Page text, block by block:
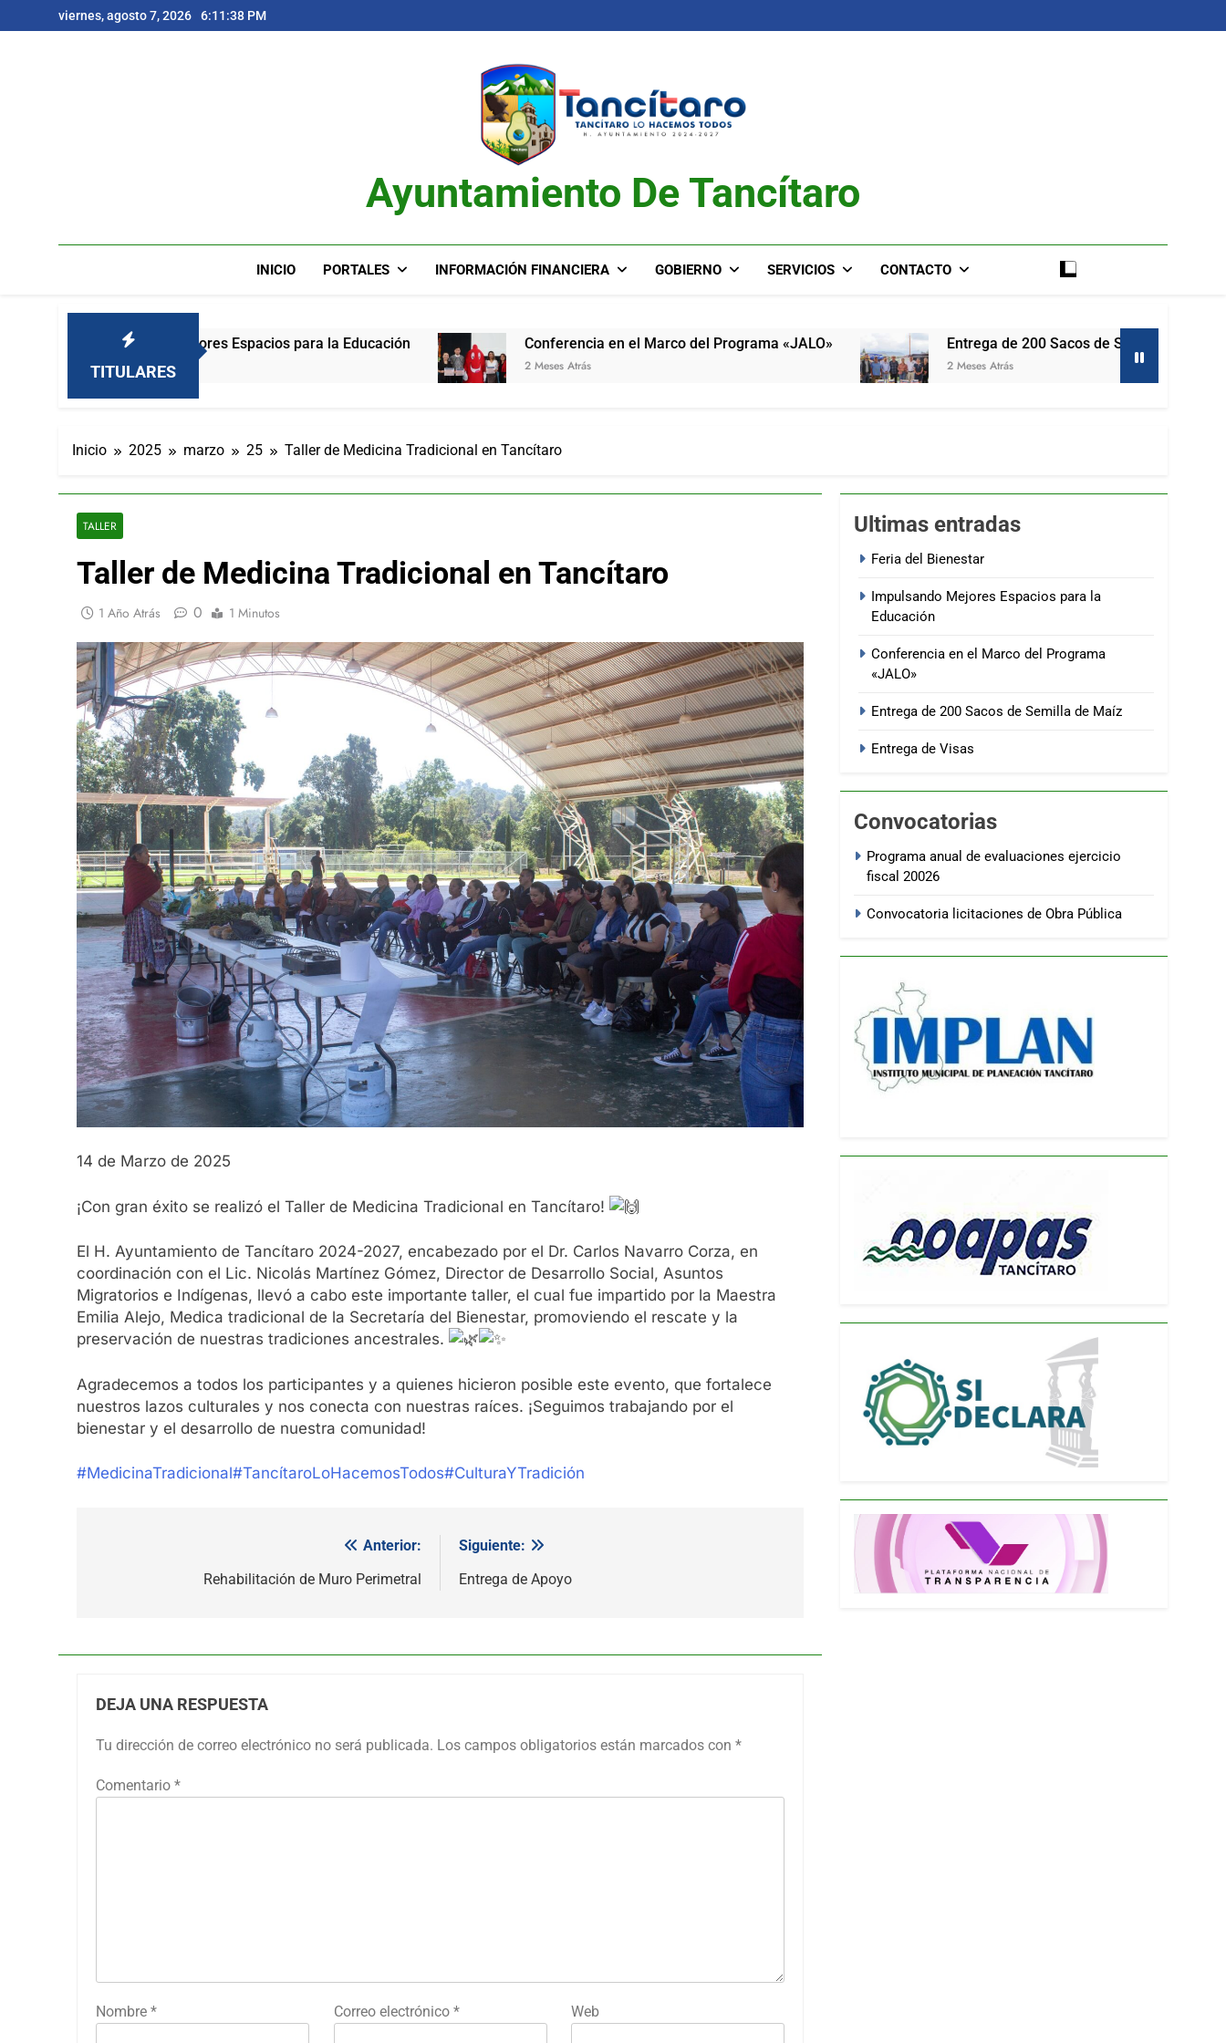
al
viernes, agosto 7, 2026 6:11:39 PM
Ayuntamiento De Tancítaro
INICIO PORTALES INFORMACIÓN FINANCIERA GOBIERNO SERVICIOS CONTACTO
TITULARES
Impulsando Mejores Espacios para la Educación Conferencia en el Marco del Programa «JALO»
2 Meses Atrás
Entrega de 200 Sacos de Semilla de Maíz
2 Meses Atrás
Inicio 2025 marzo 25 Taller de Medicina Tradicional en Tancítaro
TALLER
Taller de Medicina Tradicional en Tancítaro
1 Año Atrás 0 1 Minutos
14 de Marzo de 2025
¡Con gran éxito se realizó el Taller de Medicina Tradicional en Tancítaro!
El H. Ayuntamiento de Tancítaro 2024-2027, encabezado por el Dr. Carlos Navarro Corza, en
coordinación con el Lic. Nicolás Martínez Gómez, Director de Desarrollo Social, Asuntos
Migratorios e Indígenas, llevó a cabo este importante taller, el cual fue impartido por la Maestra
Emilia Alejo, Medica tradicional de la Secretaría del Bienestar, promoviendo el rescate y la
preservación de nuestras tradiciones ancestrales.
Agradecemos a todos los participantes y a quienes hicieron posible este evento, que fortalece
nuestros lazos culturales y nos conecta con nuestras raíces. ¡Seguimos trabajando por el
bienestar y el desarrollo de nuestra comunidad!
#MedicinaTradicional#TancítaroLoHacemosTodos#CulturaYTradición
Anterior:
Rehabilitación de Muro Perimetral
Siguiente:
Entrega de Apoyo
DEJA UNA RESPUESTA
Tu dirección de correo electrónico no será publicada. Los campos obligatorios están marcados con *
Comentario *
Nombre * Correo electrónico * Web
Ultimas entradas
Feria del Bienestar
Impulsando Mejores Espacios para la
Educación
Conferencia en el Marco del Programa
«JALO»
Entrega de 200 Sacos de Semilla de Maíz
Entrega de Visas
Convocatorias
Programa anual de evaluaciones ejercicio
fiscal 20026
Convocatoria licitaciones de Obra Pública